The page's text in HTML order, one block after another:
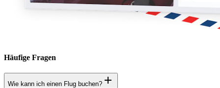
Häufige Fragen
Wie kann ich einen Flug buchen?